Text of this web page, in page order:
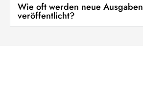
Wie oft werden neue Ausgaben
veröffentlicht?